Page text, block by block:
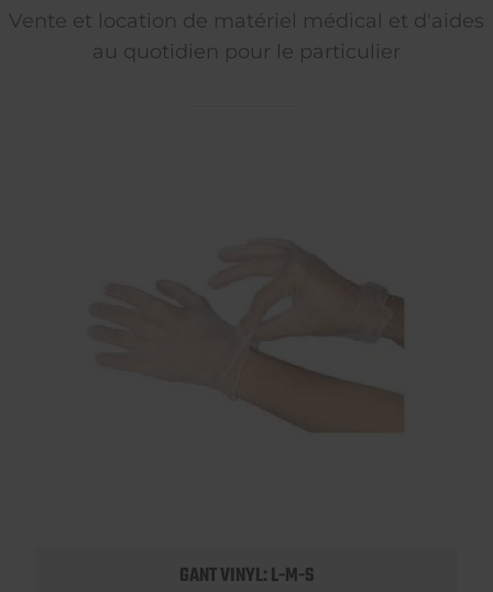
Vente et location de matériel médical et d'aides
au quotidien pour le particulier
GANT VINYL: L-M-S